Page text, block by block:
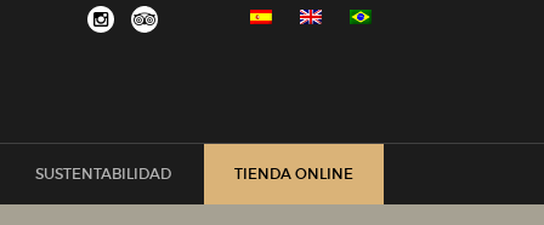
SUSTENTABILIDAD TIENDA ONLINE